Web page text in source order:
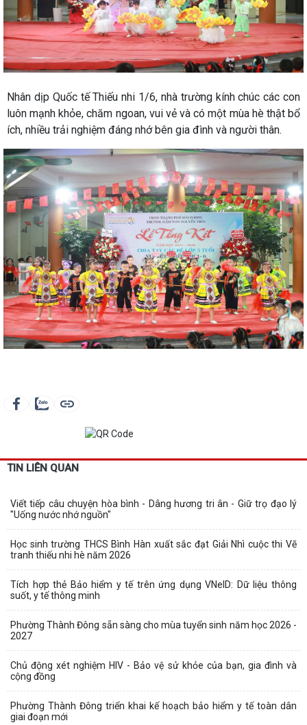
Nhân dịp Quốc tế Thiếu nhi 1/6, nhà trường kính chúc các con
luôn mạnh khỏe, chăm ngoan, vui vẻ và có một mùa hè thật bổ
ích, nhiều trải nghiệm đáng nhớ bên gia đình và người thân.
TIN LIÊN QUAN
Viết tiếp câu chuyện hòa bình - Dâng hương tri ân - Giữ trọ đạo lý
"Uống nước nhớ nguồn"
Học sinh trường THCS Bình Hàn xuất sắc đạt Giải Nhì cuộc thi Vẽ
tranh thiếu nhi hè năm 2026
Tích hợp thẻ Bảo hiểm y tế trên ứng dụng VNeID: Dữ liệu thông
suốt, y tế thông minh
Phường Thành Đông sẵn sàng cho mùa tuyển sinh năm học 2026 -
2027
Chủ động xét nghiệm HIV - Bảo vệ sử khỏe của bạn, gia đình và
cộng đồng
Phường Thành Đông triển khai kế hoạch bảo hiểm y tế toàn dân
giai đoạn mới